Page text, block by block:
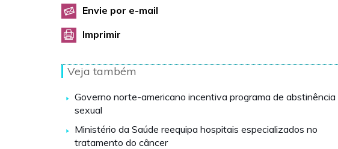
Envie por e-mail
Imprimir
Veja também
Governo norte-americano incentiva programa de abstinência
sexual
Ministério da Saúde reequipa hospitais especializados no
tratamento do câncer